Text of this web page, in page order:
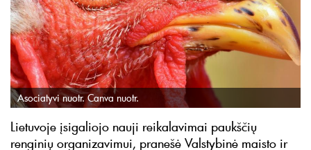
Asociatyvi nuotr. Canva nuotr.
Lietuvoje įsigaliojo nauji reikalavimai paukščių
renginių organizavimui, pranešė Valstybinė maisto ir